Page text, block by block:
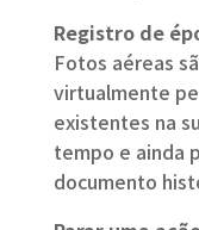
Registro de
Fotos aéreas
virtualmente
existentes na
tempo e ainda
documento